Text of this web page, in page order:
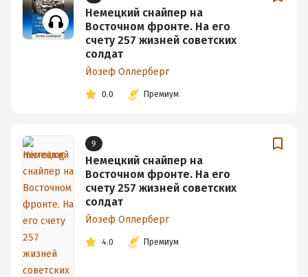
Немецкий снайпер на
Восточном фронте. На его
счету 257 жизней советских
солдат
Йозеф Оллерберг
0.0 Премиум
9
Немецкий снайпер на
Восточном фронте. На его
счету 257 жизней советских
солдат
Йозеф Оллерберг
4.0 Премиум